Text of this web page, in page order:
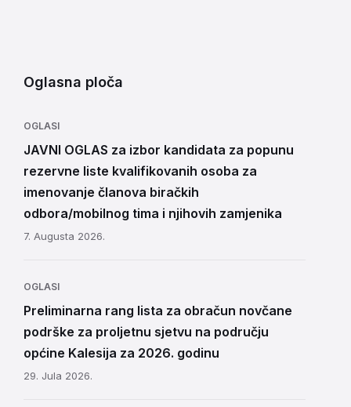
Oglasna ploča
OGLASI
JAVNI OGLAS za izbor kandidata za popunu
rezervne liste kvalifikovanih osoba za
imenovanje članova biračkih
odbora/mobilnog tima i njihovih zamjenika
7. Augusta 2026.
OGLASI
Preliminarna rang lista za obračun novčane
podrške za proljetnu sjetvu na području
općine Kalesija za 2026. godinu
29. Jula 2026.